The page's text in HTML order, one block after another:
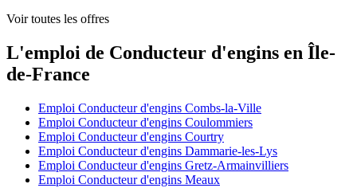
Voir toutes les offres
L'emploi de Conducteur d'engins en Île-
de-France
Emploi Conducteur d'engins Combs-la-Ville
Emploi Conducteur d'engins Coulommiers
Emploi Conducteur d'engins Courtry
Emploi Conducteur d'engins Dammarie-les-Lys
Emploi Conducteur d'engins Gretz-Armainvilliers
Emploi Conducteur d'engins Meaux